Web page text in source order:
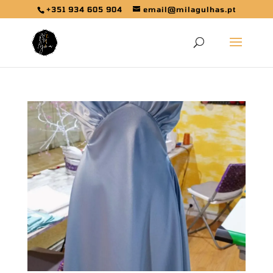
+351 934 605 904 email@milagulhas.pt